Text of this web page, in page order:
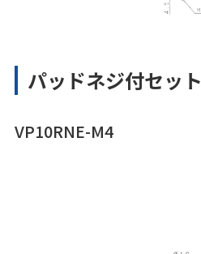
パッドネジ付セット
VP10RNE-M4